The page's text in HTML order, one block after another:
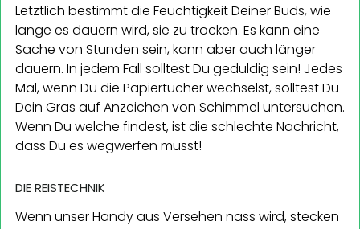
Letztlich bestimmt die Feuchtigkeit Deiner Buds, wie
lange es dauern wird, sie zu trocken. Es kann eine
Sache von Stunden sein, kann aber auch länger
dauern. In jedem Fall solltest Du geduldig sein! Jedes
Mal, wenn Du die Papiertücher wechselst, solltest Du
Dein Gras auf Anzeichen von Schimmel untersuchen.
Wenn Du welche findest, ist die schlechte Nachricht,
dass Du es wegwerfen musst!
DIE REISTECHNIK
Wenn unser Handy aus Versehen nass wird, stecken